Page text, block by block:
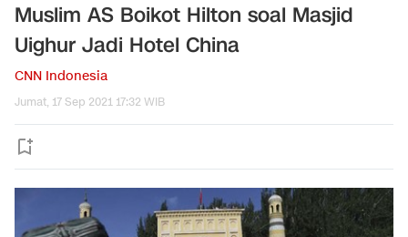
Muslim AS Boikot Hilton soal Masjid
Uighur Jadi Hotel China
CNN Indonesia
Jumat, 17 Sep 2021 17:32 WIB